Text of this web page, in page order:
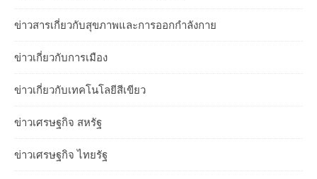
ข่าวสารเกี่ยวกับสุขภาพและการออกกำลังกาย
ข่าวเกี่ยวกับการเมือง
ข่าวเกี่ยวกับเทคโนโลยีสีเขียว
ข่าวเศรษฐกิจ สหรัฐ
ข่าวเศรษฐกิจ ไทยรัฐ